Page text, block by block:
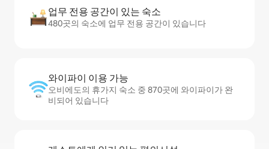
업무 전용 공간이 있는 숙소
480곳의 숙소에 업무 전용 공간이 있습니다
와이파이 이용 가능
오비에도의 휴가지 숙소 중 870곳에 와이파이가 완
비되어 있습니다